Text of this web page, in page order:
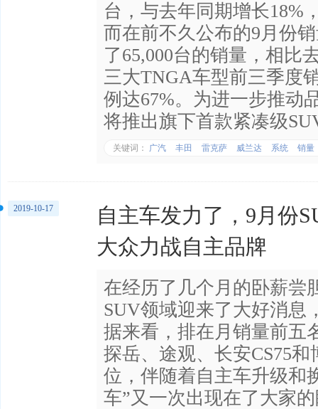
台，与去年同期增长18%
而在前不久公布的9月份
了65,000台的销量，相比
三大TNGA车型前三季度
例达67%。为进一步推动
将推出旗下首款紧凑级
关键词： 广汽 丰田 雷克萨 威兰达 系统 销量
自主车发力了，9月份
大众力战自主品牌
在经历了几个月的卧薪尝
SUV领域迎来了大好消息
据来看，排在月销量前五
探岳、途观、长安CS75
位，伴随着自主车升级和
车”又一次出现在了大家
2019-10-17